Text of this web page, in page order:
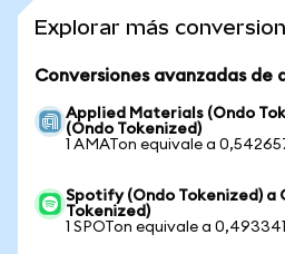
Explorar más
Conversiones avanzadas de
Applied Materials (Ondo
(Ondo Tokenized)
1 AMATon equivale a
Spotify (Ondo Tokenized) a
Tokenized)
1 SPOTon equivale a